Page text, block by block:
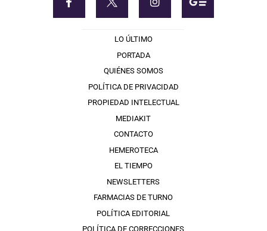
LO ÚLTIMO
PORTADA
QUIÉNES SOMOS
POLÍTICA DE PRIVACIDAD
PROPIEDAD INTELECTUAL
MEDIAKIT
CONTACTO
HEMEROTECA
EL TIEMPO
NEWSLETTERS
FARMACIAS DE TURNO
POLÍTICA EDITORIAL
POLÍTICA DE CORRECCIONES